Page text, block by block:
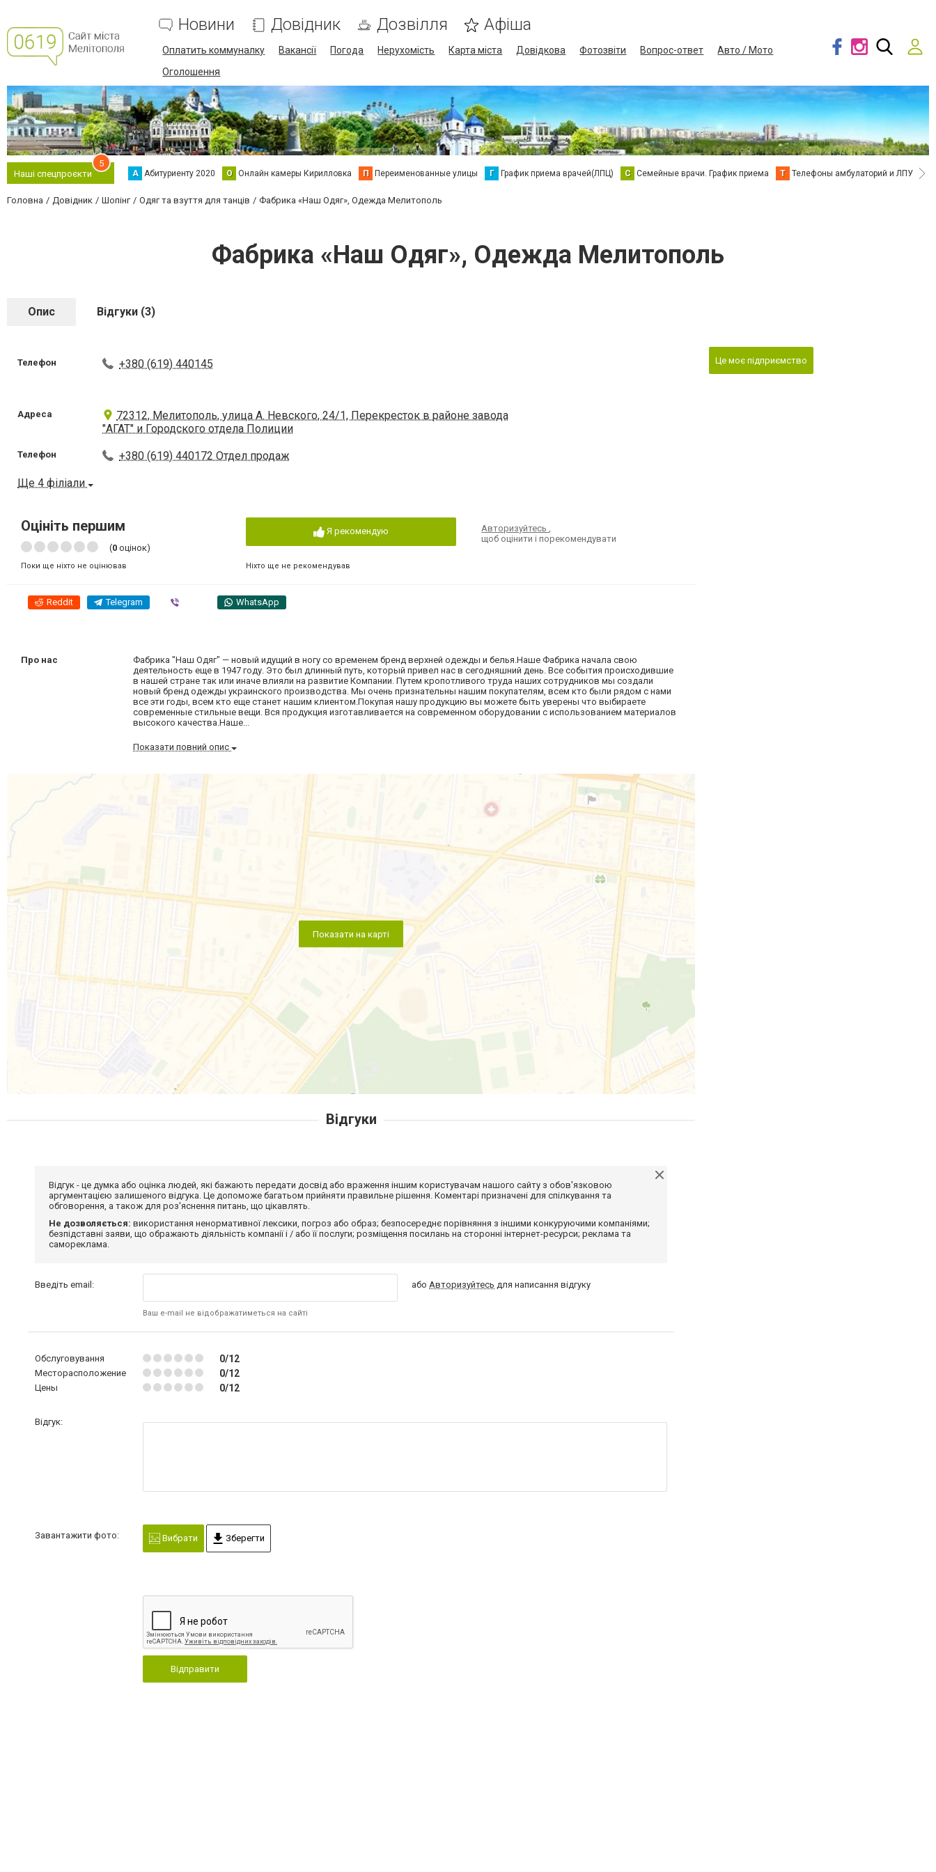
Новини Довідник Дозвілля Афіша
Оплатить коммуналку Вакансії Погода Нерухомість Карта міста Довідкова Фотозвіти Вопрос-ответ
Авто / Мото
Оголошення
Наші спецпроєкти
5
А Абитуриенту 2020 О Онлайн камеры Кирилловка П Переименованные улицы Г График приема врачей(ЛПЦ) С Семейные врачи. График приема Т Телефоны амбулаторий и ЛПУ В
Головна Довідник Шопінг Одяг та взуття для танців Фабрика «Наш Одяг», Одежда Мелитополь
Фабрика «Наш Одяг», Одежда Мелитополь
Опис Відгуки (3)
Телефон +380 (619) 440145
Адреса
72312, Мелитополь, улица А. Невского, 24/1, Перекресток в районе завода
"АГАТ" и Городского отдела Полиции
Телефон +380 (619) 440172 Отдел продаж
Ще 4 філіали
Оцініть першим
(0 оцінок)
Поки ще ніхто не оцінював
Я рекомендую
Ніхто ще не рекомендував
Авторизуйтесь,
щоб оцінити і порекомендувати
Reddit Telegram WhatsApp
Про нас
Фабрика "Наш Одяг" — новый идущий в ногу со временем бренд верхней одежды и белья.Наше Фабрика начала свою
деятельность еще в 1947 году. Это был длинный путь, который привел нас в сегодняшний день. Все события происходившие
в нашей стране так или иначе влияли на развитие Компании. Путем кропотливого труда наших сотрудников мы создали
новый бренд одежды украинского производства. Мы очень признательны нашим покупателям, всем кто были рядом с нами
все эти годы, всем кто еще станет нашим клиентом.Покупая нашу продукцию вы можете быть уверены что выбираете
современные стильные вещи. Вся продукция изготавливается на современном оборудовании с использованием материалов
высокого качества.Наше...
Показати повний опис
Показати на карті
Це моє підприємство
Відгуки
Відгук - це думка або оцінка людей, які бажають передати досвід або враження іншим користувачам нашого сайту з обов'язковою
аргументацією залишеного відгука. Це допоможе багатьом прийняти правильне рішення. Коментарі призначені для спілкування та
обговорення, а також для роз'яснення питань, що цікавлять.
Не дозволяється: використання ненормативної лексики, погроз або образ; безпосереднє порівняння з іншими конкуруючими компаніями;
безпідставні заяви, що ображають діяльність компанії і / або її послуги; розміщення посилань на сторонні інтернет-ресурси; реклама та
самореклама.
Введіть email:
Ваш e-mail не відображатиметься на сайті
або Авторизуйтесь для написання відгуку
Обслуговування 0/12
Месторасположение 0/12
Цены 0/12
Відгук:
Завантажити фото: Вибрати Зберегти
Відправити